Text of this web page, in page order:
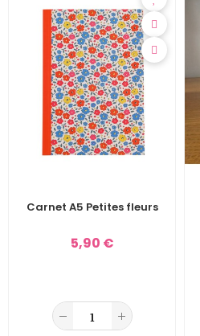
Carnet A5 Petites fleurs
5,90 €